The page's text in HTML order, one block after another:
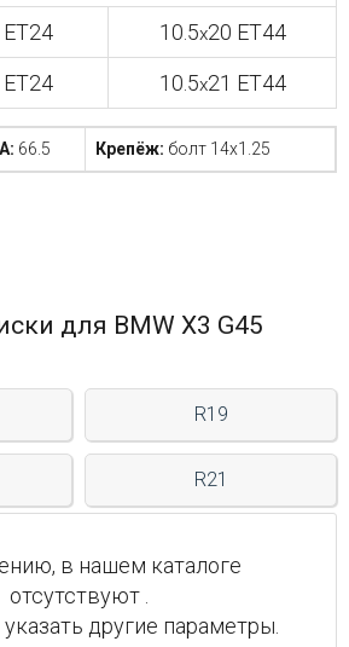
10.5x20 ET44
10.5x21 ET44
66.5 Крепёж: болт 14x1.25
для BMW X3 G45
R19
R21
в нашем каталоге
отсутствуют .
другие параметры.